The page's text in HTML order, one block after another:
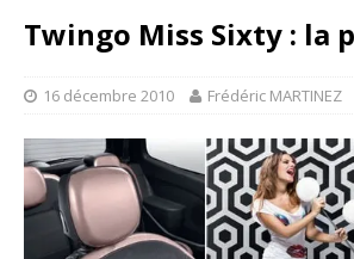
Twingo Miss Sixty : la
16 décembre 2010 Frédéric MARTINEZ